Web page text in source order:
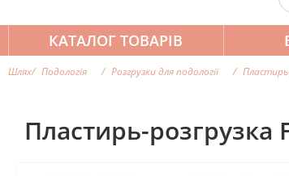
КАТАЛОГ ТОВАРІВ
Шлях Подологія Розгрузки для подології
Пластирь-розгрузка